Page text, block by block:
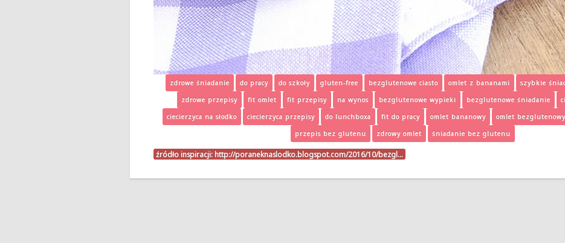
zdrowe śniadanie do pracy do szkoły gluten-free bezglutenowe ciasto omlet z bananami szybkie
zdrowe przepisy
fit omlet fit przepisy na wynos bezglutenowe wypieki bezglutenowe śniadanie
ciecierzyca na słodko
ciecierzyca przepisy do lunchboxa fit do pracy omlet bananowy omlet bezglutenowy
przepis bez glutenu
zdrowy omlet śniadanie bez glutenu
źródło inspiracji: http://poraneknaslodko.blogspot.com/2016/10/bezgl…